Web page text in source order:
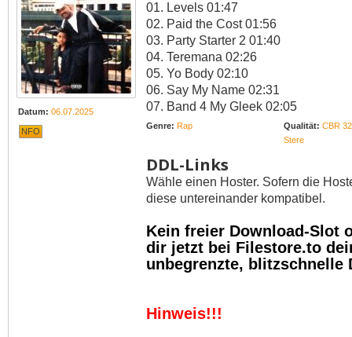
Datum: 06.07.2025
NFO
01. Levels 01:47
02. Paid the Cost 01:56
03. Party Starter 2 01:40
04. Teremana 02:26
05. Yo Body 02:10
06. Say My Name 02:31
07. Band 4 My Gleek 02:05
Genre: Rap Qualität: CBR
Stere
DDL-Links
Wähle einen Hoster. Sofern die
diese untereinander kompatibel.
Kein freier Download-Slot
dir jetzt bei Filestore.to
unbegrenzte, blitzschnelle
Hinweis!!!